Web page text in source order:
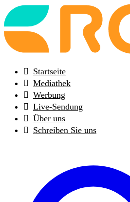
Back
to
frontpage
Startseite
Mediathek
Werbung
Live-Sendung
Über uns
Schreiben Sie uns